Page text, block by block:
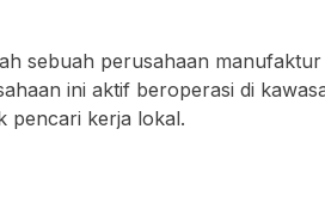
sebuah perusahaan
ini aktif beroperasi di
pencari kerja lokal.